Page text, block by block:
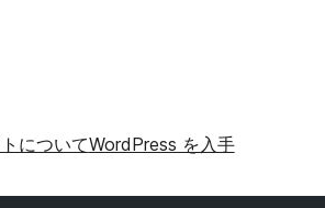
についてWordPress を入手